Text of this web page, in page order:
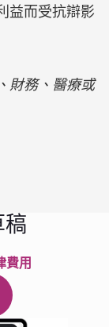
益而受抗辯影
財務、醫療或
讀
費用